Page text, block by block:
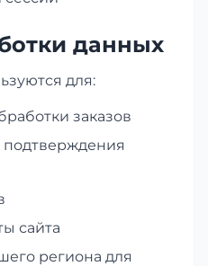
данных
для:
заказов
подтверждения
сайта
региона для